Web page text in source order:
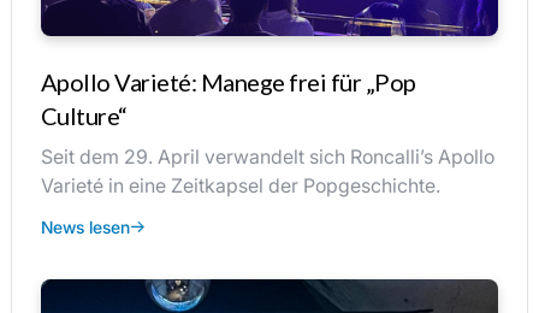
Apollo Varieté: Manege frei für „Pop
Culture“
Seit dem 29. April verwandelt sich Roncalli’s Apollo
Varieté in eine Zeitkapsel der Popgeschichte.
News lesen